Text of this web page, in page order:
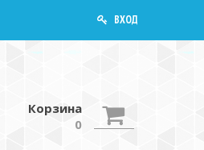
ВХОД
Корзина
0